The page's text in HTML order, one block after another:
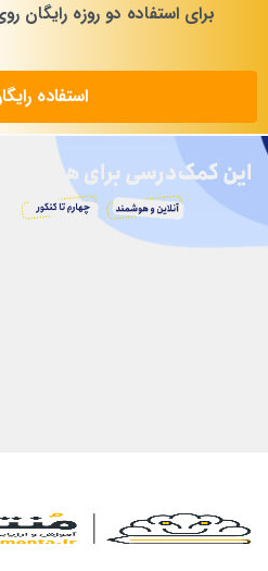
برای استفاده دو روزه رایگان
استفاده